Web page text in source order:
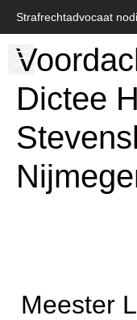
Strafrechtadvocaat
Dictee
Meester